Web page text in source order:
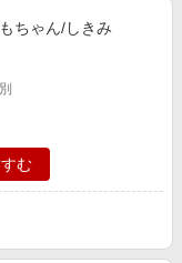
ちゃん/しきみ
む